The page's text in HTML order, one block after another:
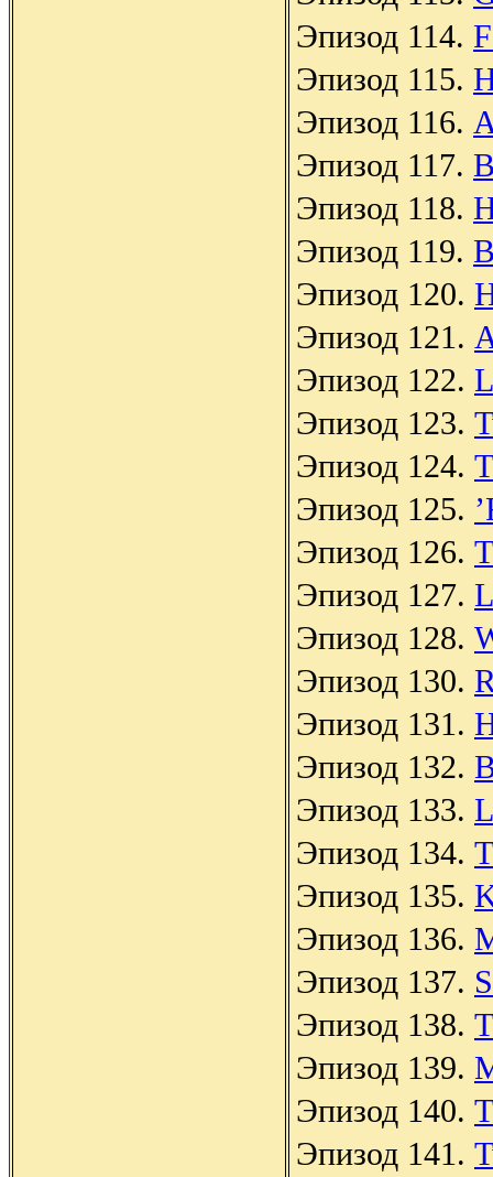
Эпизод 114.
Эпизод 115.
Эпизод 116.
Эпизод 117.
Эпизод 118.
Эпизод 119.
Эпизод 120.
Эпизод 121.
Эпизод 122.
Эпизод 123.
Эпизод 124.
Эпизод 125.
Эпизод 126.
Эпизод 127.
Эпизод 128.
Эпизод 130.
Эпизод 131.
Эпизод 132.
Эпизод 133.
Эпизод 134.
Эпизод 135.
Эпизод 136.
Эпизод 137.
Эпизод 138.
Эпизод 139.
Эпизод 140.
Эпизод 141.